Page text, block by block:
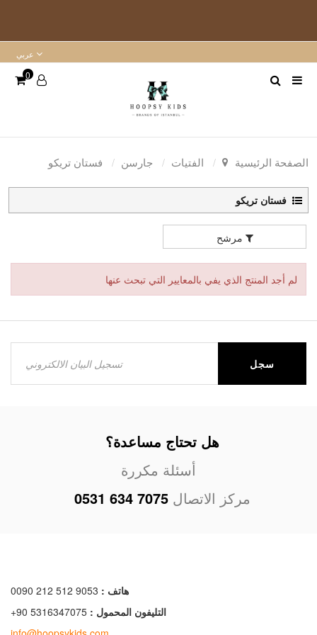
عربي
0
الصفحة الرئيسية الفتيات جارسن فستان تريكو
فستان تريكو
مرشح
لم أجد المنتج الذي يفي بالمعايير التي تبحث عنها
سجل
هل تحتاج مساعدة؟
أسئلة مكررة
مركز الاتصال 0531 634 7075
هاتف : 0090 212 512 9053
التليفون المحمول : +90 5316347075